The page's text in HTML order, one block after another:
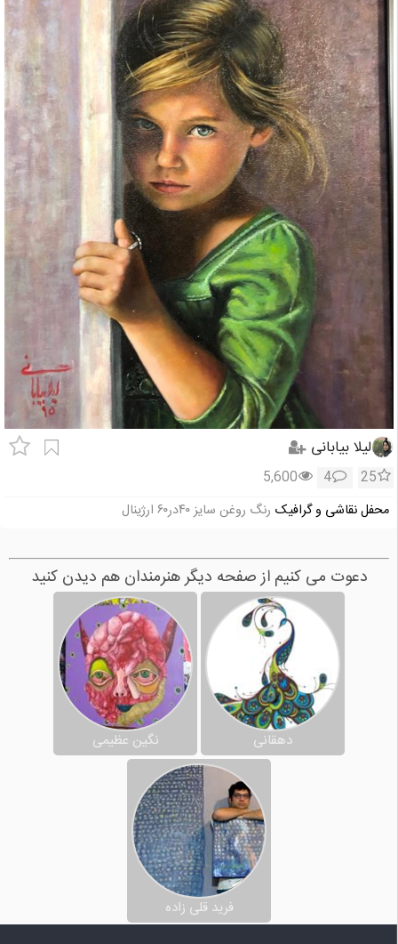
لیلا بیابانی
25
4
5,600
محفل نقاشی و گرافیک رنگ روغن سایز ۴۰در۶۰ ارژینال
دعوت می کنیم از صفحه دیگر هنرمندان هم دیدن کنید
دهقانی نگین عظیمی
فرید قلی زاده